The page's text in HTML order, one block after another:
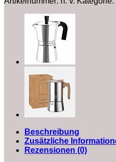
Beschreibung
Zusätzliche
Rezensionen (0)